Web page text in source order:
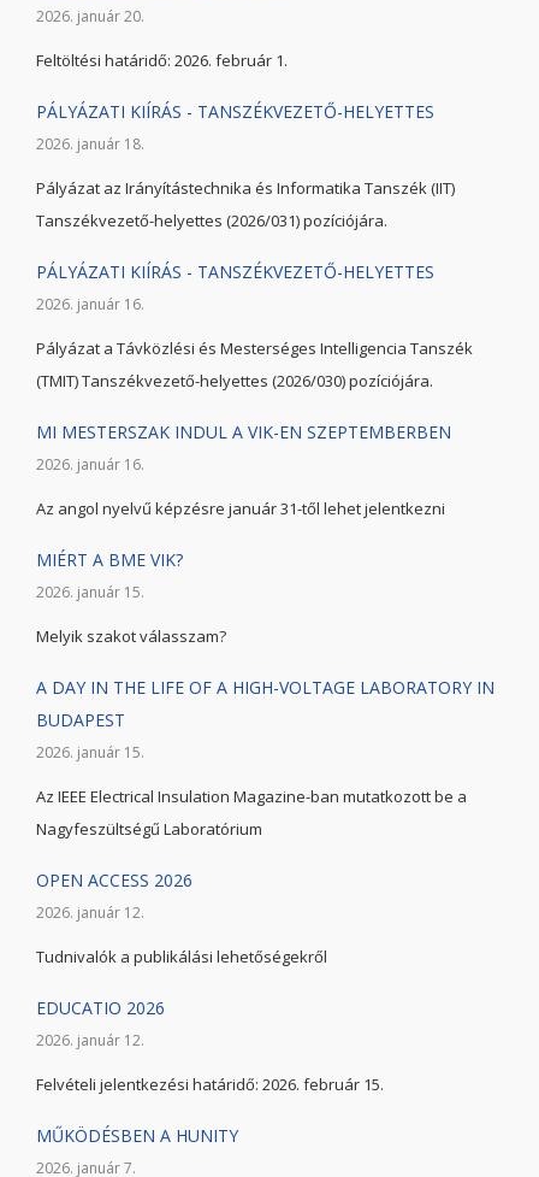
2026. január 20.
Feltöltési határidő: 2026. február 1.
PÁLYÁZATI KIÍRÁS - TANSZÉKVEZETŐ-HELYETTES
2026. január 18.
Pályázat az Irányítástechnika és Informatika Tanszék (IIT)
Tanszékvezető-helyettes (2026/031) pozíciójára.
PÁLYÁZATI KIÍRÁS - TANSZÉKVEZETŐ-HELYETTES
2026. január 16.
Pályázat a Távközlési és Mesterséges Intelligencia Tanszék
(TMIT) Tanszékvezető-helyettes (2026/030) pozíciójára.
MI MESTERSZAK INDUL A VIK-EN SZEPTEMBERBEN
2026. január 16.
Az angol nyelvű képzésre január 31-től lehet jelentkezni
MIÉRT A BME VIK?
2026. január 15.
Melyik szakot válasszam?
A DAY IN THE LIFE OF A HIGH-VOLTAGE LABORATORY IN
BUDAPEST
2026. január 15.
Az IEEE Electrical Insulation Magazine-ban mutatkozott be a
Nagyfeszültségű Laboratórium
OPEN ACCESS 2026
2026. január 12.
Tudnivalók a publikálási lehetőségekről
EDUCATIO 2026
2026. január 12.
Felvételi jelentkezési határidő: 2026. február 15.
MŰKÖDÉSBEN A HUNITY
2026. január 7.